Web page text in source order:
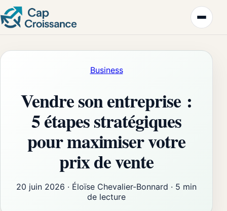
Business
Vendre son entreprise :
5 étapes stratégiques
pour maximiser votre
prix de vente
20 juin 2026 · Éloïse Chevalier-Bonnard · 5 min
de lecture